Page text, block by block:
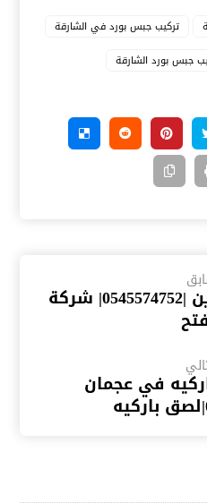
تركيب جبس بورد في الشارقة
جبس بورد الشارقة
سباك في ام القيوين |0545574752| شركة
في عجمان